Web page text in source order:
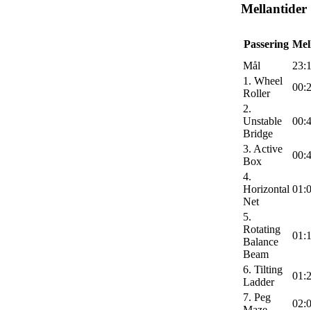
Mellantider
Passering
Mål
1. Wheel
Roller
2.
Unstable
Bridge
3. Active
Box
4.
Horizontal
Net
5.
Rotating
Balance
Beam
6. Tilting
Ladder
7. Peg